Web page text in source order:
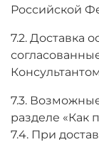
Российской
7.2. Доставка
7.3.
разделе «Как
7.4. При